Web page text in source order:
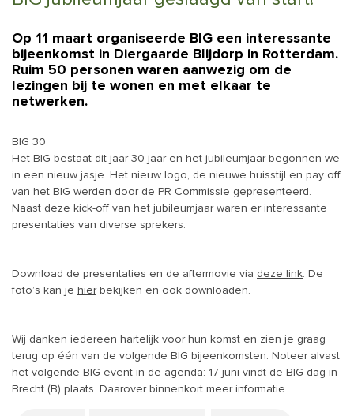
Op 11 maart organiseerde BIG een interessante
bijeenkomst in Diergaarde Blijdorp in Rotterdam.
Ruim 50 personen waren aanwezig om de
lezingen bij te wonen en met elkaar te
netwerken.
BIG 30
Het BIG bestaat dit jaar 30 jaar en het jubileumjaar begonnen we
in een nieuw jasje. Het nieuw logo, de nieuwe huisstijl en pay off
van het BIG werden door de PR Commissie gepresenteerd.
Naast deze kick-off van het jubileumjaar waren er interessante
presentaties van diverse sprekers.
Download de presentaties en de aftermovie via deze link. De
foto’s kan je hierbekijken en ook downloaden.
Wij danken iedereen hartelijk voor hun komst en zien je graag
terug op één van de volgende BIG bijeenkomsten. Noteer alvast
het volgende BIG event in de agenda: 17 juni vindt de BIG dag in
Brecht (B) plaats. Daarover binnenkort meer informatie.